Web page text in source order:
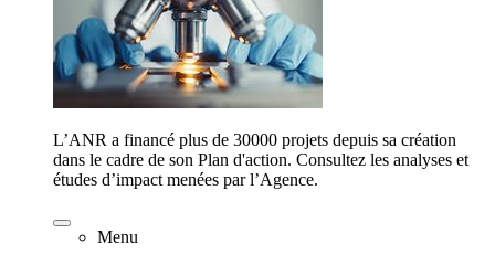
L’ANR a financé plus de 30000 projets depuis sa création
dans le cadre de son Plan d'action. Consultez les analyses et
études d’impact menées par l’Agence.
Menu